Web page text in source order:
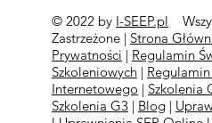
© 2022 by I-SEEP.pl
Zastrzeżone | Strona
Prywatności | Regulamin
Szkoleniowych|
Internetowego | Szkolenia
Szkolenia G3 | Blog|